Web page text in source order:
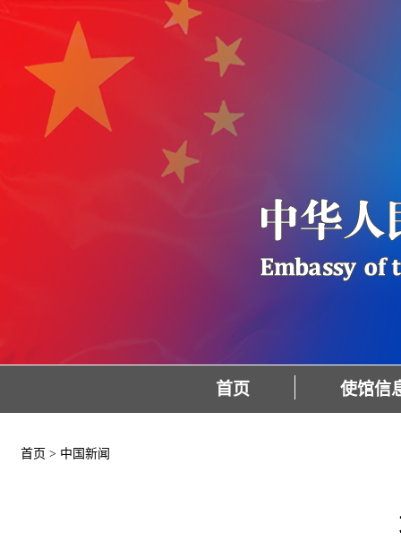
首页 使馆信
首页 > 中国新闻